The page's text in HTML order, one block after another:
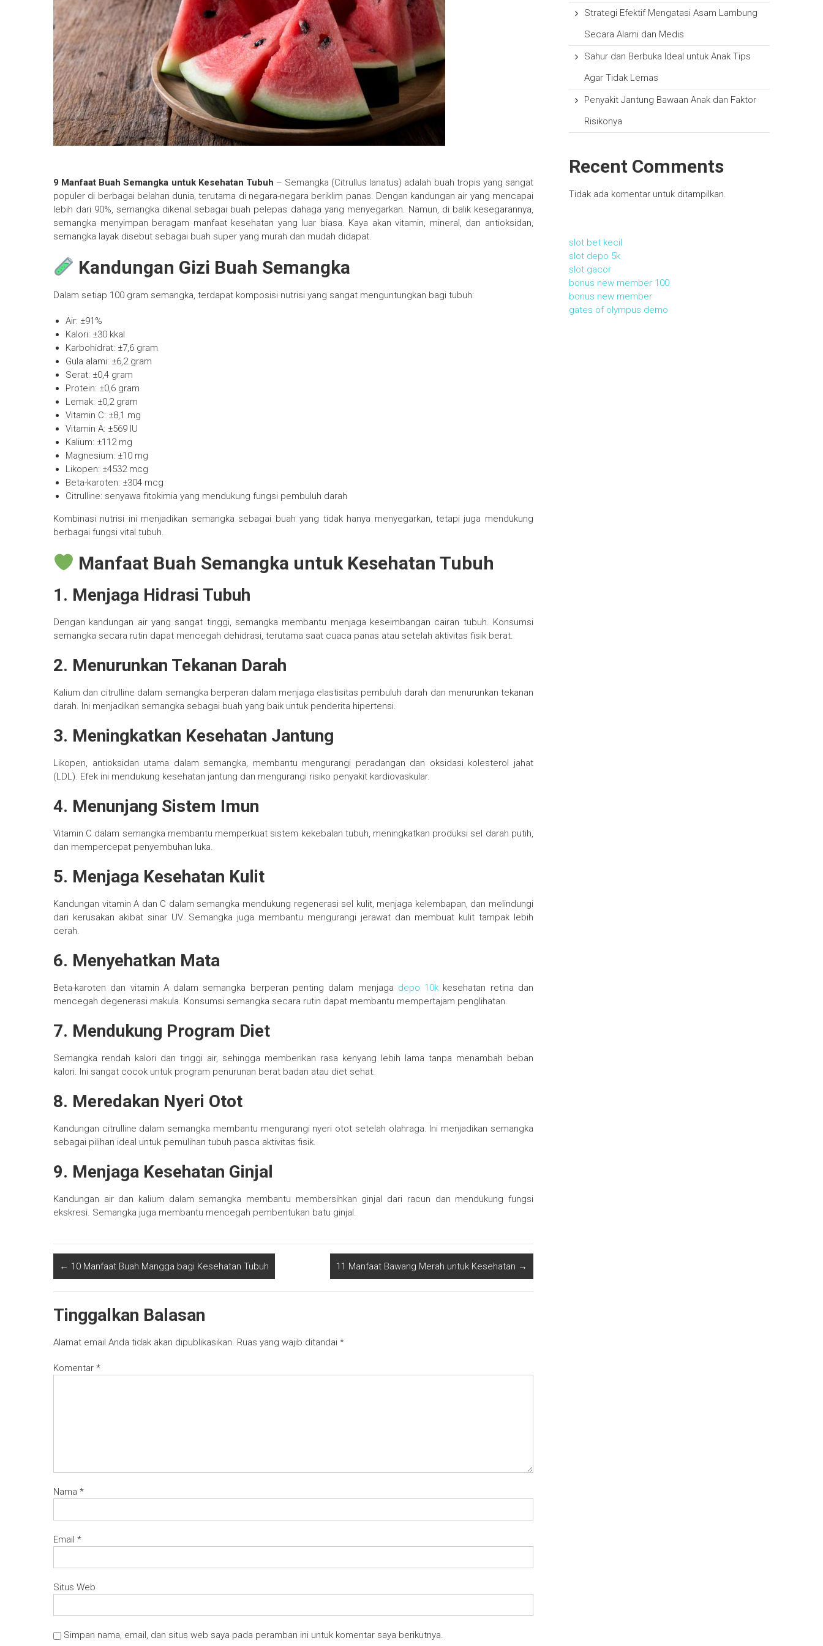
9 Manfaat Buah Semangka untuk Kesehatan Tubuh – Semangka (Citrullus lanatus) adalah buah tropis yang sangat
populer di berbagai belahan dunia, terutama di negara-negara beriklim panas. Dengan kandungan air yang mencapai
lebih dari 90%, semangka dikenal sebagai buah pelepas dahaga yang menyegarkan. Namun, di balik kesegarannya,
semangka menyimpan beragam manfaat kesehatan yang luar biasa. Kaya akan vitamin, mineral, dan antioksidan,
semangka layak disebut sebagai buah super yang murah dan mudah didapat.
Kandungan Gizi Buah Semangka
Dalam setiap 100 gram semangka, terdapat komposisi nutrisi yang sangat menguntungkan bagi tubuh:
Air: ±91%
Kalori: ±30 kkal
Karbohidrat: ±7,6 gram
Gula alami: ±6,2 gram
Serat: ±0,4 gram
Protein: ±0,6 gram
Lemak: ±0,2 gram
Vitamin C: ±8,1 mg
Vitamin A: ±569 IU
Kalium: ±112 mg
Magnesium: ±10 mg
Likopen: ±4532 mcg
Beta-karoten: ±304 mcg
Citrulline: senyawa fitokimia yang mendukung fungsi pembuluh darah
Kombinasi nutrisi ini menjadikan semangka sebagai buah yang tidak hanya menyegarkan, tetapi juga mendukung
berbagai fungsi vital tubuh.
Manfaat Buah Semangka untuk Kesehatan Tubuh
1. Menjaga Hidrasi Tubuh
Dengan kandungan air yang sangat tinggi, semangka membantu menjaga keseimbangan cairan tubuh. Konsumsi
semangka secara rutin dapat mencegah dehidrasi, terutama saat cuaca panas atau setelah aktivitas fisik berat.
2. Menurunkan Tekanan Darah
Kalium dan citrulline dalam semangka berperan dalam menjaga elastisitas pembuluh darah dan menurunkan tekanan
darah. Ini menjadikan semangka sebagai buah yang baik untuk penderita hipertensi.
3. Meningkatkan Kesehatan Jantung
Likopen, antioksidan utama dalam semangka, membantu mengurangi peradangan dan oksidasi kolesterol jahat
(LDL). Efek ini mendukung kesehatan jantung dan mengurangi risiko penyakit kardiovaskular.
4. Menunjang Sistem Imun
Vitamin C dalam semangka membantu memperkuat sistem kekebalan tubuh, meningkatkan produksi sel darah putih,
dan mempercepat penyembuhan luka.
5. Menjaga Kesehatan Kulit
Kandungan vitamin A dan C dalam semangka mendukung regenerasi sel kulit, menjaga kelembapan, dan melindungi
dari kerusakan akibat sinar UV. Semangka juga membantu mengurangi jerawat dan membuat kulit tampak lebih
cerah.
6. Menyehatkan Mata
Beta-karoten dan vitamin A dalam semangka berperan penting dalam menjaga depo 10k kesehatan retina dan
mencegah degenerasi makula. Konsumsi semangka secara rutin dapat membantu mempertajam penglihatan.
7. Mendukung Program Diet
Semangka rendah kalori dan tinggi air, sehingga memberikan rasa kenyang lebih lama tanpa menambah beban
kalori. Ini sangat cocok untuk program penurunan berat badan atau diet sehat.
8. Meredakan Nyeri Otot
Kandungan citrulline dalam semangka membantu mengurangi nyeri otot setelah olahraga. Ini menjadikan semangka
sebagai pilihan ideal untuk pemulihan tubuh pasca aktivitas fisik.
9. Menjaga Kesehatan Ginjal
Kandungan air dan kalium dalam semangka membantu membersihkan ginjal dari racun dan mendukung fungsi
ekskresi. Semangka juga membantu mencegah pembentukan batu ginjal.
← 10 Manfaat Buah Mangga bagi Kesehatan Tubuh 11 Manfaat Bawang Merah untuk Kesehatan →
Tinggalkan Balasan
Alamat email Anda tidak akan dipublikasikan. Ruas yang wajib ditandai *
Komentar *
Nama *
Email *
Situs Web
Simpan nama, email, dan situs web saya pada peramban ini untuk komentar saya berikutnya.
Strategi Efektif Mengatasi Asam Lambung
Secara Alami dan Medis
Sahur dan Berbuka Ideal untuk Anak Tips
Agar Tidak Lemas
Penyakit Jantung Bawaan Anak dan Faktor
Risikonya
Recent Comments
Tidak ada komentar untuk ditampilkan.
slot bet kecil
slot depo 5k
slot gacor
bonus new member 100
bonus new member
gates of olympus demo